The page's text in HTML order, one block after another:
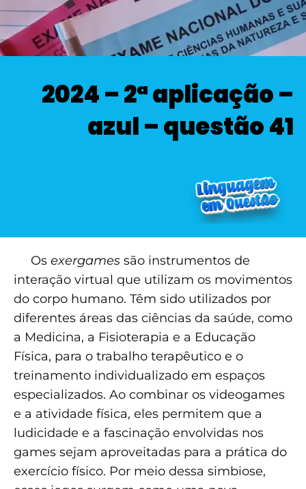
2024 – 2ª aplicação –
azul – questão 41
Os exergames são instrumentos de
interação virtual que utilizam os movimentos
do corpo humano. Têm sido utilizados por
diferentes áreas das ciências da saúde, como
a Medicina, a Fisioterapia e a Educação
Física, para o trabalho terapêutico e o
treinamento individualizado em espaços
especializados. Ao combinar os videogames
e a atividade física, eles permitem que a
ludicidade e a fascinação envolvidas nos
games sejam aproveitadas para a prática do
exercício físico. Por meio dessa simbiose,